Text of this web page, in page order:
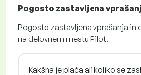
Pogosto zastavljena
Pogosto zastavljena vprašanja in
na delovnem mestu Pilot.
Kakšna je plača ali koliko se